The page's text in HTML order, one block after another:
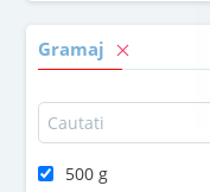
Gramaj
500 g